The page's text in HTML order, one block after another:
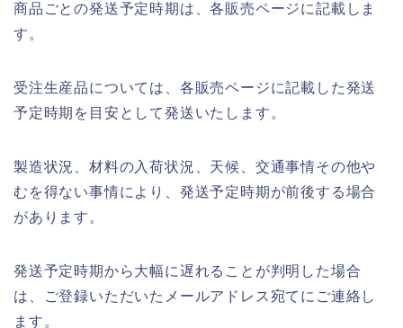
商品ごとの発送予定時期は、各販売ページに記載しま
す。
受注生産品については、各販売ページに記載した発送
予定時期を目安として発送いたします。
製造状況、材料の入荷状況、天候、交通事情その他や
むを得ない事情により、発送予定時期が前後する場合
があります。
発送予定時期から大幅に遅れることが判明した場合
は、ご登録いただいたメールアドレス宛てにご連絡し
ます。